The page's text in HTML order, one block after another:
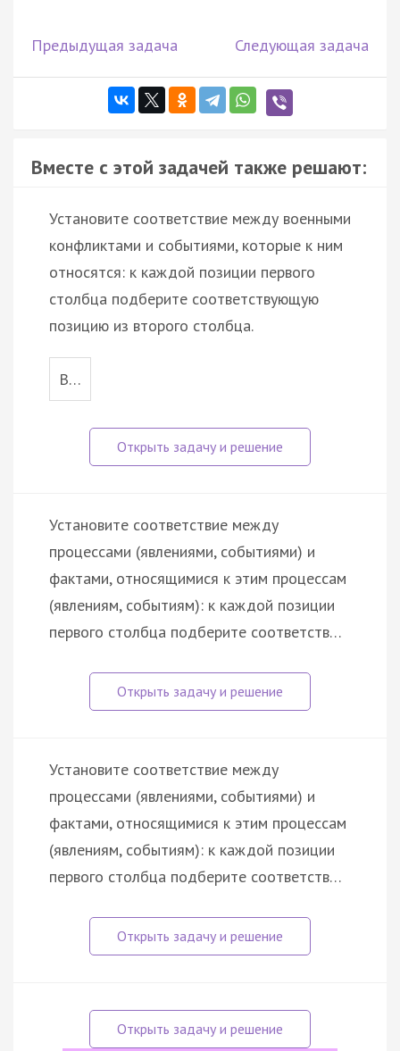
Предыдущая задача Следующая задача
Вместе с этой задачей также решают:
Установите соответствие между военными
конфликтами и событиями, которые к ним
относятся: к каждой позиции первого
столбца подберите соответствующую
позицию из второго столбца.
В…
Установите соответствие между
процессами (явлениями, событиями) и
фактами, относящимися к этим процессам
(явлениям, событиям): к каждой позиции
первого столбца подберите соответств…
Установите соответствие между
процессами (явлениями, событиями) и
фактами, относящимися к этим процессам
(явлениям, событиям): к каждой позиции
первого столбца подберите соответств…